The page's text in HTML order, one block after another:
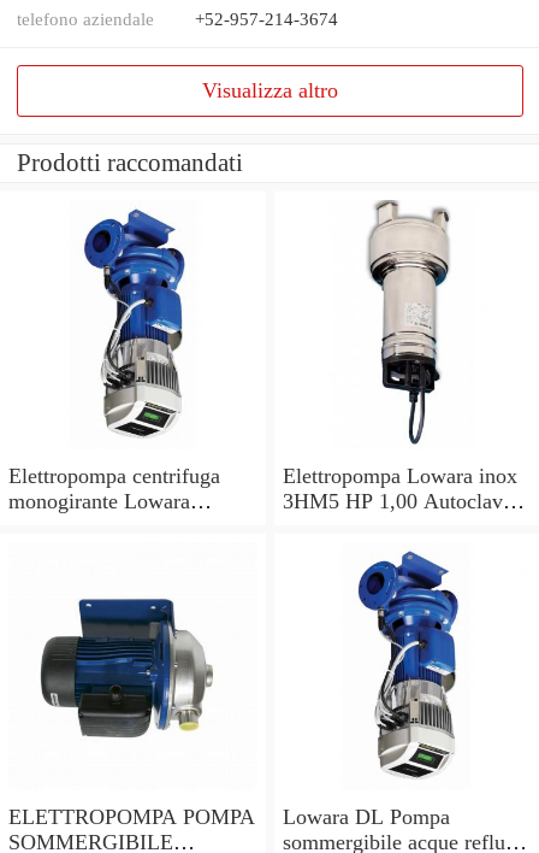
telefono aziendale +52-957-214-3674
Visualizza altro
Prodotti raccomandati
Elettropompa centrifuga
monogirante Lowara
Elettropompa Lowara inox
3HM5 HP 1,00 Autoclave
ELETTROPOMPA POMPA
SOMMERGIBILE
Lowara DL Pompa
sommergibile acque reflue